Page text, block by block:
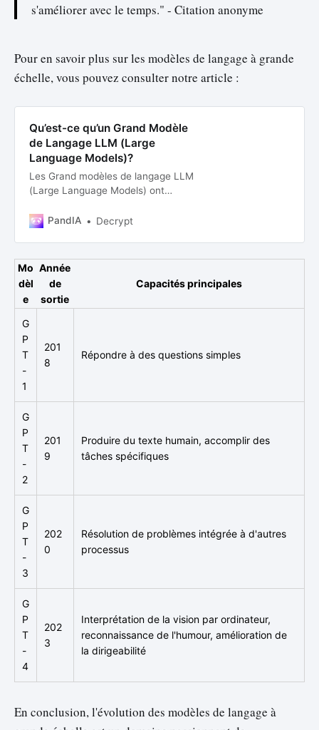
s'améliorer avec le temps." - Citation anonyme
Pour en savoir plus sur les modèles de langage à grande
échelle, vous pouvez consulter notre article :
Qu’est-ce qu’un Grand Modèle
de Langage LLM (Large
Language Models)?
Les Grand modèles de langage LLM
(Large Language Models) ont
domaine de l’intelligence artificielle
allons découvrir ce qu’est un LLM,
comment il fonctionne, et quelques
applications clés de ces modèles.
Com…
PandIA Decrypt
Mo
dèl
e
Année
de
sortie
Capacités principales
G
P
T
-
1
201
8
Répondre à des questions simples
G
P
T
-
2
201
9
Produire du texte humain, accomplir des
tâches spécifiques
G
P
T
-
3
202
0
Résolution de problèmes intégrée à d'autres
processus
G
P
T
-
4
202
3
Interprétation de la vision par ordinateur,
reconnaissance de l'humour, amélioration de
la dirigeabilité
En conclusion, l'évolution des modèles de langage à